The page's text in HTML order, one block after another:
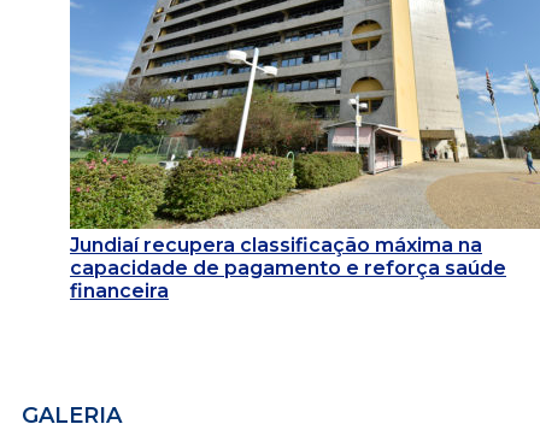
Jundiaí recupera classificação máxima na
capacidade de pagamento e reforça saúde
financeira
GALERIA